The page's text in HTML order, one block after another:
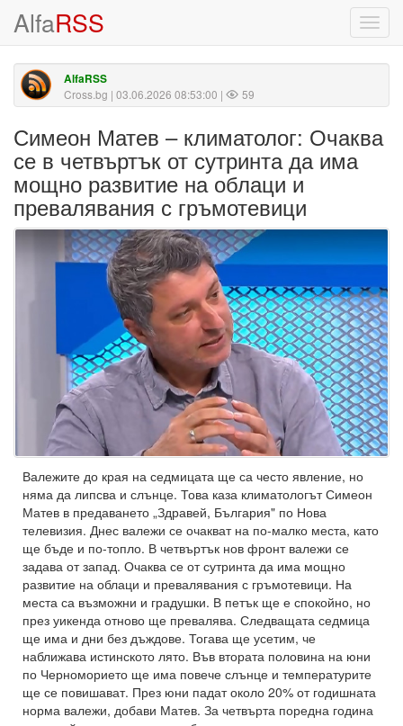
AlfaRSS
AlfaRSS
Cross.bg | 03.06.2026 08:53:00 | 59
Симеон Матев – климатолог: Очаква
се в четвъртък от сутринта да има
мощно развитие на облаци и
превалявания с гръмотевици
Валежите до края на седмицата ще са често явление, но
няма да липсва и слънце. Това каза климатологът Симеон
Матев в предаването „Здравей, България" по Нова
телевизия. Днес валежи се очакват на по-малко места, като
ще бъде и по-топло. В четвъртък нов фронт валежи се
задава от запад. Очаква се от сутринта да има мощно
развитие на облаци и превалявания с гръмотевици. На
места са възможни и градушки. В петък ще е спокойно, но
през уикенда отново ще превалява. Следващата седмица
ще има и дни без дъждове. Тогава ще усетим, че
наближава истинското лято. Във втората половина на юни
по Черноморието ще има повече слънце и температурите
ще се повишават. През юни падат около 20% от годишната
норма валежи, добави Матев. За четвърта поредна година